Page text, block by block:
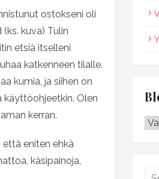
ostokseni oli
kuva) Tulin
etsiä itselleni
katkenneen tilalle.
kumia, ja siihen on
Olen
kerran.
eniten ehkä
käsipainoja,